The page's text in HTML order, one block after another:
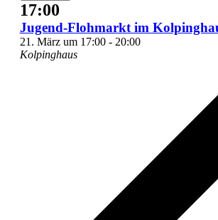
17:00
Jugend-Flohmarkt im
21. März um 17:00- 20:00
Kolpinghaus